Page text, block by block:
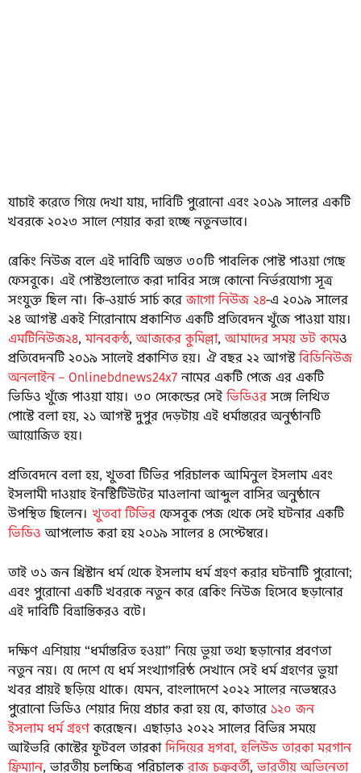
যাচাই করেতে গিয়ে দেখা যায়, দাবিটি পুরোনো এবং ২০১৯ সালের একটি
খবরকে ২০২৩ সালে শেয়ার করা হচ্ছে নতুনভাবে।
ব্রেকিং নিউজ বলে এই দাবিটি অন্তত ৩০টি পাবলিক পোস্ট পাওয়া গেছে
ফেসবুকে। এই পোস্টগুলোতে করা দাবির সঙ্গে কোনো নির্ভরযোগ্য সূত্র
সংযুক্ত ছিল না। কি-ওয়ার্ড সার্চ করেজাগো নিউজ ২৪-এ ২০১৯ সালের
২৪ আগস্ট একই শিরোনামে প্রকাশিত একটি প্রতিবেদন খুঁজে পাওয়া যায়।
এমটিনিউজ২৪,মানবকন্ঠ,আজকের কুমিল্লা,আমাদের সময় ডট কমেও
প্রতিবেদনটি ২০১৯ সালেই প্রকাশিত হয়। ঐ বছর ২২ আগস্টবিডিনিউজ
অনলাইন – Onlinebdnews24x7নামের একটি পেজে এর একটি
ভিডিও খুঁজে পাওয়া যায়। ৩০ সেকেন্ডের সেইভিডিওরসঙ্গে লিখিত
পোস্টে বলা হয়, ২১ আগস্ট দুপুর দেড়টায় এই ধর্মান্তরের অনুষ্ঠানটি
আয়োজিত হয়।
প্রতিবেদনে বলা হয়, খুতবা টিভির পরিচালক আমিনুল ইসলাম এবং
ইসলামী দাওয়াহ ইনস্টিটিউটের মাওলানা আব্দুল বাসির অনুষ্ঠানে
উপস্থিত ছিলেন। খুতবা টিভির ফেসবুক পেজ থেকে সেই ঘটনার একটি
ভিডিও আপলোড করা হয় ২০১৯ সালের ৪ সেপ্টেম্বরে।
তাই ৩১ জন খ্রিস্টান ধর্ম থেকে ইসলাম ধর্ম গ্রহণ করার ঘটনাটি পুরোনো;
এবং পুরোনো একটি খবরকে নতুন করে ব্রেকিং নিউজ হিসেবে ছড়ানোর
এই দাবিটি বিভ্রান্তিকরও বটে।
দক্ষিণ এশিয়ায় “ধর্মান্তরিত হওয়া” নিয়ে ভুয়া তথ্য ছড়ানোর প্রবণতা
নতুন নয়। যে দেশে যে ধর্ম সংখ্যাগরিষ্ঠ সেখানে সেই ধর্ম গ্রহণের ভুয়া
খবর প্রায়ই ছড়িয়ে থাকে। যেমন, বাংলাদেশে ২০২২ সালের নভেম্বরেও
পুরোনো ভিডিও শেয়ার দিয়ে প্রচার করা হয় যে, কাতারে ১২০ জন
ইসলাম ধর্ম গ্রহণকরেছেন। এছাড়াও ২০২২ সালের বিভিন্ন সময়ে
আইভরি কোস্টের ফুটবল তারকাদিদিয়ের দ্রগবা, হলিউড তারকা মরগান
ফ্রিম্যান, ভারতীয় চলচ্চিত্র পরিচালকরাজ চক্রবর্তী,ভারতীয় অভিনেতা